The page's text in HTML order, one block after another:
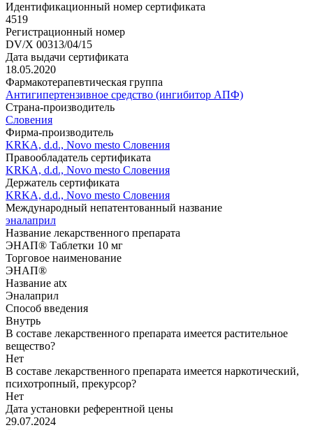
Идентификационный номер сертификата
4519
Регистрационный номер
DV/X 00313/04/15
Дата выдачи сертификата
18.05.2020
Фармакотерапевтическая группа
Антигипертензивное средство (ингибитор АПФ)
Страна-производитель
Словения
Фирма-производитель
KRKA, d.d., Novo mesto Словения
Правообладатель сертификата
KRKA, d.d., Novo mesto Словения
Держатель сертификата
KRKA, d.d., Novo mesto Словения
Международный непатентованный название
эналаприл
Название лекарственного препарата
ЭНАП® Таблетки 10 мг
Торговое наименование
ЭНАП®
Название atx
Эналаприл
Способ введения
Внутрь
В составе лекарственного препарата имеется растительное
вещество?
Нет
В составе лекарственного препарата имеется наркотический,
психотропный, прекурсор?
Нет
Дата установки референтной цены
29.07.2024